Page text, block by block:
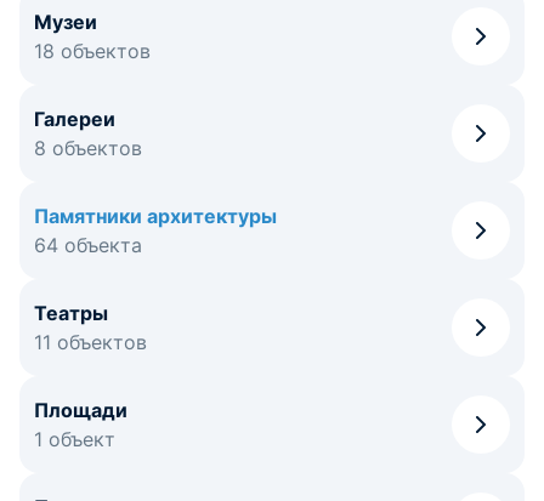
Музеи
18 объектов
Галереи
8 объектов
Памятники архитектуры
64 объекта
Театры
11 объектов
Площади
1 объект